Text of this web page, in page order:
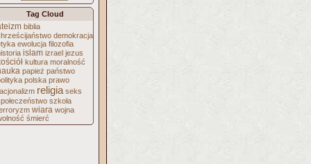
Tag Cloud
biblia
demokracja
ewolucja filozofia
islam izrael jezus
kultura moralność
papież państwo
polska prawo
religia seks
szkoła
wiara wojna
śmierć